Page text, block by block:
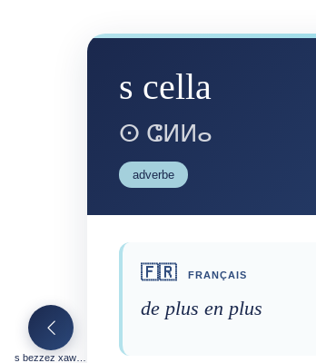
s cella
ⵙ ⵛⵍⵍⴰ
adverbe
🇫🇷 FRANÇAIS
de plus en plus